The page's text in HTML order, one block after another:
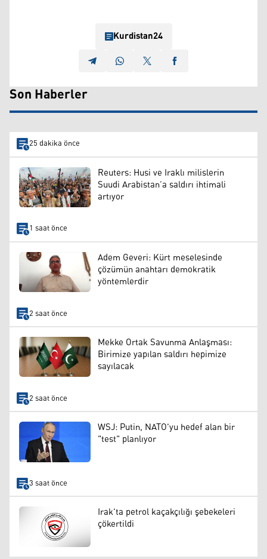
Kurdistan24
Son Haberler
25 dakika önce
Reuters: Husi ve Iraklı milislerin
Suudi Arabistan’a saldırı ihtimali
artıyor
1 saat önce
Adem Geveri: Kürt meselesinde
çözümün anahtarı demokratik
yöntemlerdir
2 saat önce
Mekke Ortak Savunma Anlaşması:
Birimize yapılan saldırı hepimize
sayılacak
2 saat önce
WSJ: Putin, NATO'yu hedef alan bir
"test" planlıyor
3 saat önce
Irak'ta petrol kaçakçılığı şebekeleri
çökertildi